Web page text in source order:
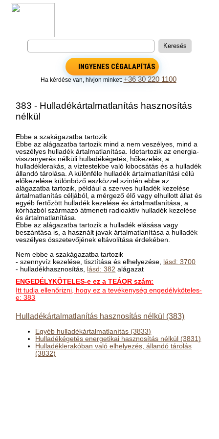
INGYENES CÉGALAPÍTÁS
Ha kérdése van, hívjon minket: +36 30 220 1100
383 - Hulladékártalmatlanítás hasznosítás
nélkül
Ebbe a szakágazatba tartozik
Ebbe az alágazatba tartozik mind a nem veszélyes, mind a
veszélyes hulladék ártalmatlanítása. Idetartozik az energia-
visszanyerés nélküli hulladékégetés, hőkezelés, a
hulladéklerakás, a víztestekbe való kibocsátás és a hulladék
állandó tárolása. A különféle hulladék ártalmatlanítási célú
előkezelése különböző eszközzel szintén ebbe az
alágazatba tartozik, például a szerves hulladék kezelése
ártalmatlanítás céljából, a mérgező élő vagy elhullott állat és
egyéb fertőzött hulladék kezelése és ártalmatlanítása, a
kórházból származó átmeneti radioaktív hulladék kezelése
és ártalmatlanítása.
Ebbe az alágazatba tartozik a hulladék elásása vagy
beszántása is, a használt javak ártalmatlanítása a hulladék
veszélyes összetevőjének eltávolítása érdekében.
Nem ebbe a szakágazatba tartozik
- szennyvíz kezelése, tisztítása és elhelyezése, lásd: 3700
- hulladékhasznosítás, lásd: 382 alágazat
ENGEDÉLYKÖTELES-e ez a TEÁOR szám:
Itt tudja ellenőrizni, hogy ez a tevékenység engedélyköteles-
e: 383
Hulladékártalmatlanítás hasznosítás nélkül (383)
Egyéb hulladékártalmatlanítás (3833)
Hulladékégetés energetikai hasznosítás nélkül (3831)
Hulladéklerakóban való elhelyezés, állandó tárolás
(3832)